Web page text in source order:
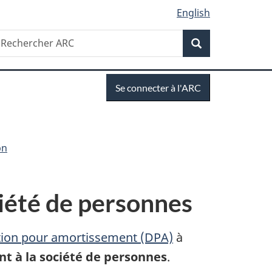
English
Recherche
Se connecter à l'ARC
de personnes
pour amortissement (DPA) à
à la société de personnes.